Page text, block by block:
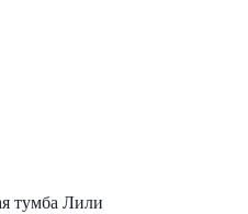
тумба Лили